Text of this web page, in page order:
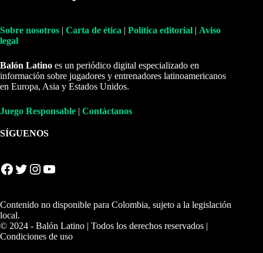
Sobre nosotros | Carta de ética | Política editorial | Aviso
legal
Balón Latino es un periódico digital especializado en
información sobre jugadores y entrenadores latinoamericanos
en Europa, Asia y Estados Unidos.
Juego Responsable | Contáctanos
SÍGUENOS
Facebook Twitter Instagram YouTube
Contenido no disponible para Colombia, sujeto a la legislación
local.
© 2024 - Balón Latino | Todos los derechos reservados |
Condiciones de uso